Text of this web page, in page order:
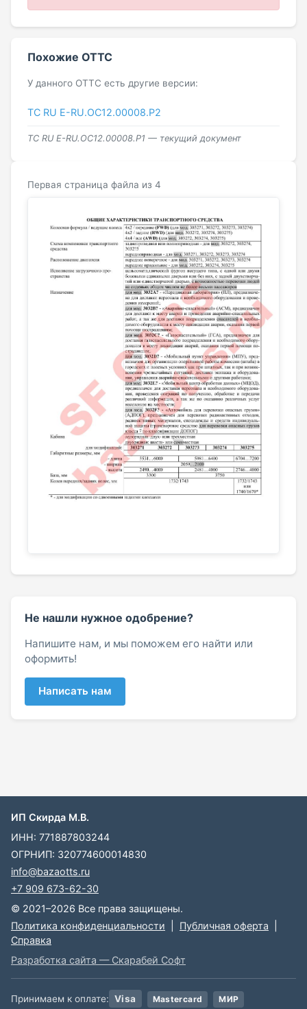
Похожие ОТТС
У данного ОТТС есть другие версии:
ТС RU Е-RU.ОС12.00008.Р2
ТС RU Е-RU.ОС12.00008.Р1 — текущий документ
Первая страница файла из 4
Не нашли нужное одобрение?
Напишите нам, и мы поможем его найти или
оформить!
Написать нам
ИП Скирда М.В.
ИНН: 771887803244
ОГРНИП: 320774600014830
info@bazaotts.ru
+7 909 673-62-30
© 2021–2026 Все права защищены.
Политика конфиденциальности
Публичная оферта
Справка
Разработка сайта — Скарабей Софт
Принимаем к оплате: Visa Mastercard МИР